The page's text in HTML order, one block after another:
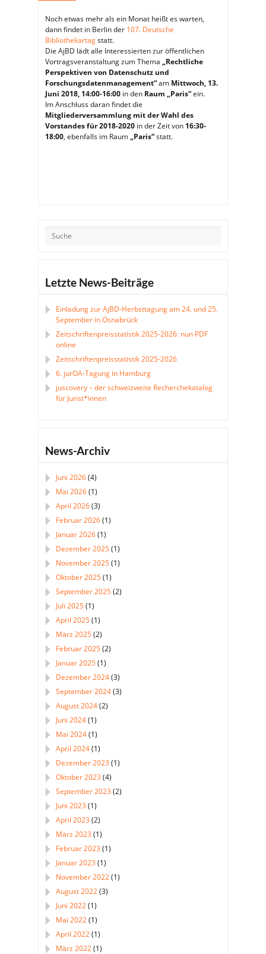
Bibliothekartag
2018
Noch etwas mehr als ein Monat heißt es warten,
dann findet in Berlin der 107. Deutsche
Bibliothekartagstatt.
Die AjBD lädt alle Interessierten zur öffentlichen
Vortragsveranstaltung zum Thema „Rechtliche
Perspektiven von Datenschutz und
Forschungsdatenmanagement“am Mittwoch, 13.
Juni 2018, 14:00-16:00 in den Raum „Paris“ein.
Im Anschluss daran findet die
Mitgliederversammlung mit der Wahl des
Vorstandes für 2018-2020 in der Zeit von 16:30-
18:00, ebenfalls im Raum„Paris“statt.
Letzte News-Beiträge
Einladung zur AjBD-Herbsttagung am 24. und 25.
September in Osnabrück
Zeitschriftenpreisstatistik 2025-2026: nun PDF
online
Zeitschriftenpreisstatistik 2025-2026
6. jurOA-Tagung in Hamburg
juscovery – der schweizweite Recherchekatalog
für Jurist*innen
News-Archiv
Juni 2026(4)
Mai 2026(1)
April 2026(3)
Februar 2026(1)
Januar 2026(1)
Dezember 2025(1)
November 2025(1)
Oktober 2025(1)
September 2025(2)
Juli 2025(1)
April 2025(1)
März 2025(2)
Februar 2025(2)
Januar 2025(1)
Dezember 2024(3)
September 2024(3)
August 2024(2)
Juni 2024(1)
Mai 2024(1)
April 2024(1)
Dezember 2023(1)
Oktober 2023(4)
September 2023(2)
Juni 2023(1)
April 2023(2)
März 2023(1)
Februar 2023(1)
Januar 2023(1)
November 2022(1)
August 2022(3)
Juni 2022(1)
Mai 2022(1)
April 2022(1)
März 2022(1)